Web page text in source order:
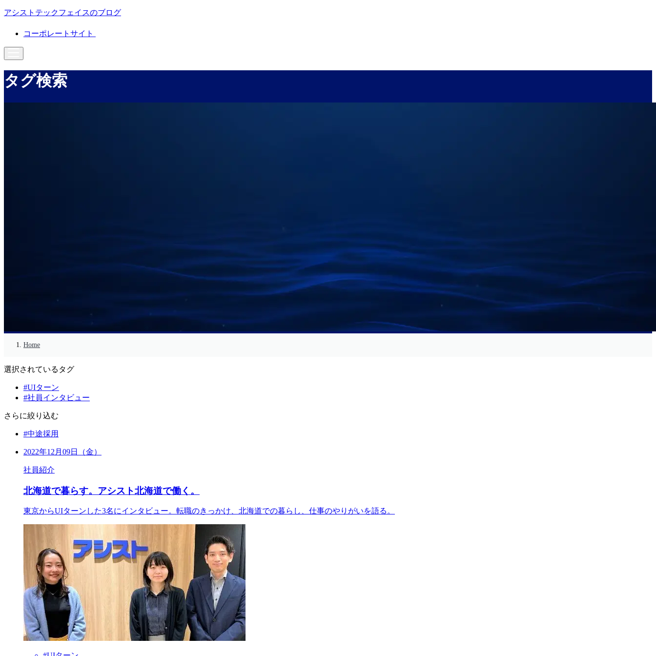
アシストテックフェイスのブログ
コーポレートサイト
タグ検索
Home
選択されているタグ
#UIターン
#社員インタビュー
さらに絞り込む
#中途採用
2022年12月09日（金）
社員紹介
北海道で暮らす。アシスト北海道で働く。
東京からUIターンした3名にインタビュー。転職のきっかけ、北海道での暮らし、仕事のやりがいを語る。